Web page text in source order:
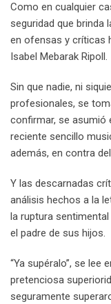
Como en cualquier
seguridad que brinda
en ofensas y críticas
Isabel Mebarak Ripoll.
Sin que nadie, ni
profesionales, se
confirmar, se asumió
reciente sencillo
además, en contra
Y las descarnadas
análisis hechos a la
la ruptura
el padre de sus hijos.
“Ya supéralo”, se
pretenciosa
seguramente